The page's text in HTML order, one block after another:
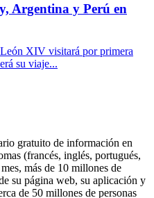
Argentina y Perú en
XIV visitará por primera
su viaje...
gratuito de información en
(francés, inglés, portugués,
más de 10 millones de
su página web, su aplicación y
de 50 millones de personas